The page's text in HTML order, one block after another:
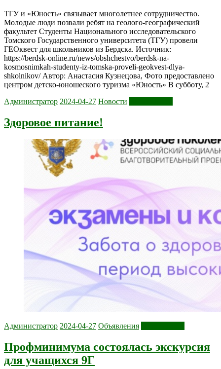
ТГУ и «Юность» связывает многолетнее сотрудничество.
Молодые люди позвали ребят на геолого-географический
факультет Студенты Национального исследовательского
Томского Государственного университета (ТГУ) провели
ГЕОквест для школьников из Бердска. Источник:
https://berdsk-online.ru/news/obshchestvo/berdsk-na-
kosmosnimkah-studenty-iz-tomska-proveli-geokvest-dlya-
shkolnikov/ Автор: Анастасия Кузнецова, Фото предоставлено
центром детско-юношеского туризма «Юность» В субботу, 2
Администратор 2024-04-27 Новости
Здоровое питание!
Администратор 2024-04-27 Объявления
Профминимума состоялась экскурсия
для учащихся 9Г